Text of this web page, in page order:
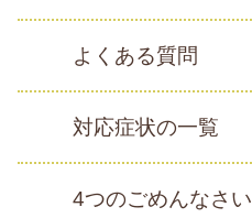
よくある質問
対応症状の一覧
4つのごめんなさい